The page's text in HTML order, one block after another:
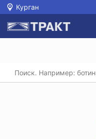
Курган
Главная / /
Утепленные жилеты